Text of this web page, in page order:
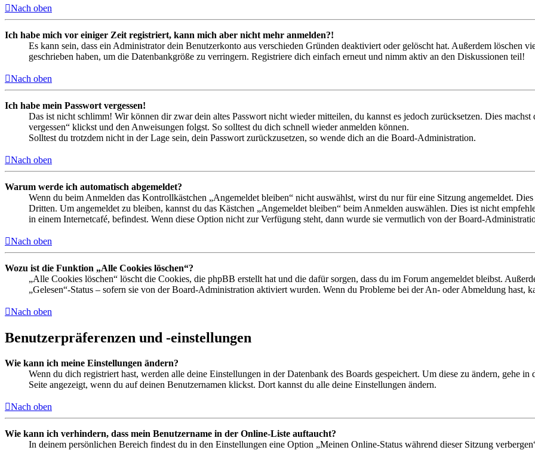
Nach oben
Ich habe mich vor einiger Zeit registriert, kann mich aber nicht mehr anmelden?!
Es kann sein, dass ein Administrator dein Benutzerkonto aus verschieden Gründen deaktiviert oder gelöscht hat. Außerdem löschen
geschrieben haben, um die Datenbankgröße zu verringern. Registriere dich einfach erneut und nimm aktiv an den Diskussionen teil!
Nach oben
Ich habe mein Passwort vergessen!
Das ist nicht schlimm! Wir können dir zwar dein altes Passwort nicht wieder mitteilen, du kannst es jedoch zurücksetzen. Dies
vergessen“ klickst und den Anweisungen folgst. So solltest du dich schnell wieder anmelden können.
Solltest du trotzdem nicht in der Lage sein, dein Passwort zurückzusetzen, so wende dich an die Board-Administration.
Nach oben
Warum werde ich automatisch abgemeldet?
Wenn du beim Anmelden das Kontrollkästchen „Angemeldet bleiben“ nicht auswählst, wirst du nur für eine Sitzung angemeldet.
Dritten. Um angemeldet zu bleiben, kannst du das Kästchen „Angemeldet bleiben“ beim Anmelden auswählen. Dies ist nicht
in einem Internetcafé, befindest. Wenn diese Option nicht zur Verfügung steht, dann wurde sie vermutlich von der Board-
Nach oben
Wozu ist die Funktion „Alle Cookies löschen“?
„Alle Cookies löschen“ löscht die Cookies, die phpBB erstellt hat und die dafür sorgen, dass du im Forum angemeldet bleibst.
„Gelesen“-Status – sofern sie von der Board-Administration aktiviert wurden. Wenn du Probleme bei der An- oder Abmeldung hast,
Nach oben
Benutzerpräferenzen und -einstellungen
Wie kann ich meine Einstellungen ändern?
Wenn du dich registriert hast, werden alle deine Einstellungen in der Datenbank des Boards gespeichert. Um diese zu ändern, gehe
Seite angezeigt, wenn du auf deinen Benutzernamen klickst. Dort kannst du alle deine Einstellungen ändern.
Nach oben
Wie kann ich verhindern, dass mein Benutzername in der Online-Liste auftaucht?
In deinem persönlichen Bereich findest du in den Einstellungen eine Option „Meinen Online-Status während dieser Sitzung